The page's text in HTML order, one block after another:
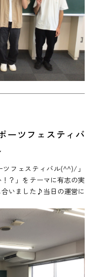
ーツフェスティバ
フェスティバル(^^)/」
？」をテーマに有志の実
いました♪当日の運営に